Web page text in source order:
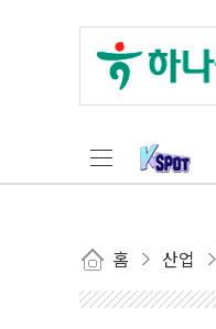
홈 산업